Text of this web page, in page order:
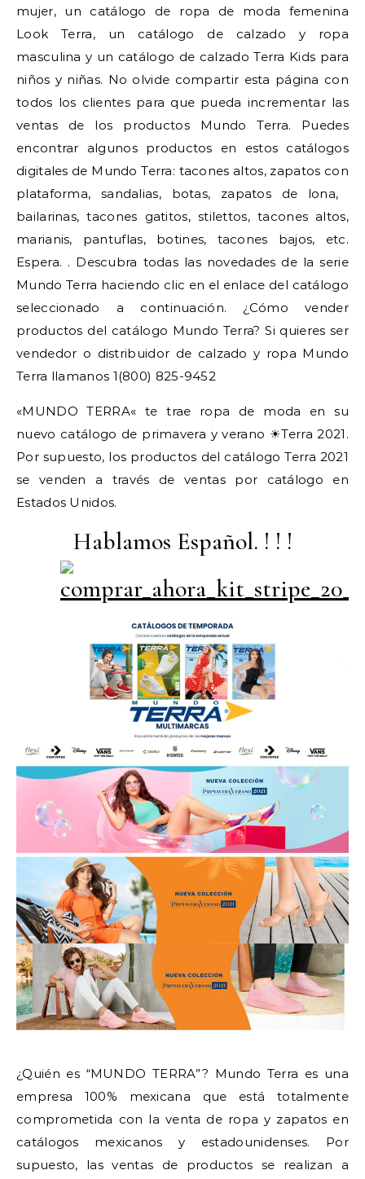
mujer, un catálogo de ropa de moda femenina
Look Terra, un catálogo de calzado y ropa
masculina y un catálogo de calzado Terra Kids para
niños y niñas. No olvide compartir esta página con
todos los clientes para que pueda incrementar las
ventas de los productos Mundo Terra. Puedes
encontrar algunos productos en estos catálogos
digitales de Mundo Terra: tacones altos, zapatos con
plataforma, sandalias, botas, zapatos de lona, ​​
bailarinas, tacones gatitos, stilettos, tacones altos,
marianis, pantuflas, botines, tacones bajos, etc.
Espera. . Descubra todas las novedades de la serie
Mundo Terra haciendo clic en el enlace del catálogo
seleccionado a continuación. ¿Cómo vender
productos del catálogo Mundo Terra? Si quieres ser
vendedor o distribuidor de calzado y ropa Mundo
Terra llamanos 1(800) 825-9452
«MUNDO TERRA« te trae ropa de moda en su
nuevo catálogo de primavera y verano ☀Terra 2021.
Por supuesto, los productos del catálogo Terra 2021
se venden a través de ventas por catálogo en
Estados Unidos.
Hablamos Español. ! ! !
¿Quién es “MUNDO TERRA”? Mundo Terra es una
empresa 100% mexicana que está totalmente
comprometida con la venta de ropa y zapatos en
catálogos mexicanos y estadounidenses. Por
supuesto, las ventas de productos se realizan a